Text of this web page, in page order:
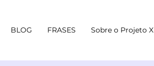
BLOG FRASES Sobre o Projeto X